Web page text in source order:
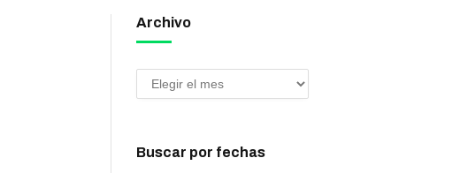
Archivo
Buscar por fechas